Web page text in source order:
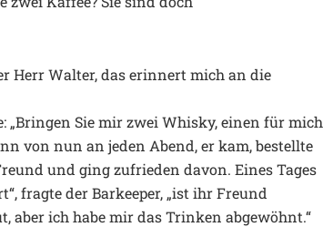
Herr Walter, das erinnert mich an die
„Bringen Sie mir zwei Whisky, einen für mich
von nun an jeden Abend, er kam, bestellte
und ging zufrieden davon. Eines Tages
fragte der Barkeeper, „ist ihr Freund
aber ich habe mir das Trinken abgewöhnt.“